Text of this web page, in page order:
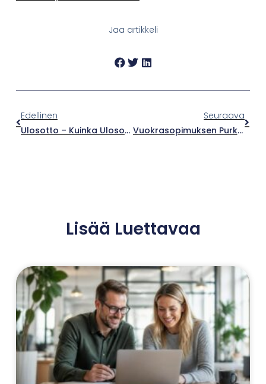
Jaa artikkeli
Edellinen
Ulosotto – Kuinka Ulosottotuomioon Edetään Ja Mitä Sen Jälkeen?
Seuraava
Vuokrasopimuksen Purku Ja Irtisanominen
Lisää Luettavaa